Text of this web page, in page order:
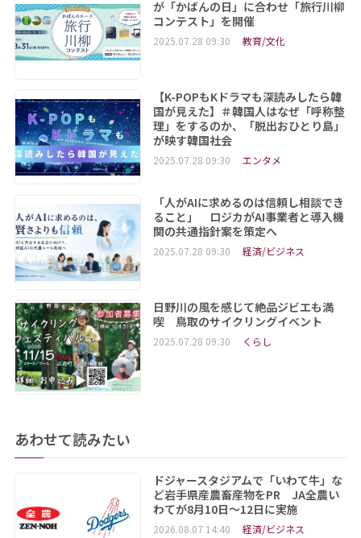
が「かばんの日」に合わせ「旅行川柳
コンテスト」を開催
2025.07.28 09:30 教育/文化
【K-POPもKドラマも深読みしたら韓
国が見えた】＃韓国人はなぜ「呼称整
理」をするのか、「脱出おひとり島」
が映す韓国社会
2025.07.28 09:30 エンタメ
「人がAIに求めるのは信頼し相談でき
ること」 ロジカがAI事業者と導入機
関の共通指針案を策定へ
2025.07.28 09:30 経済/ビジネス
日野川の風を感じて絶品ジビエも満
喫 鳥取のサイクリングイベント
2025.07.28 09:30 くらし
あわせて読みたい
ドジャースタジアムで「いわて牛」な
ど岩手県産農畜産物をPR JA全農い
わてが8月10日～12日に実施
2026.08.07 14:40 経済/ビジネス